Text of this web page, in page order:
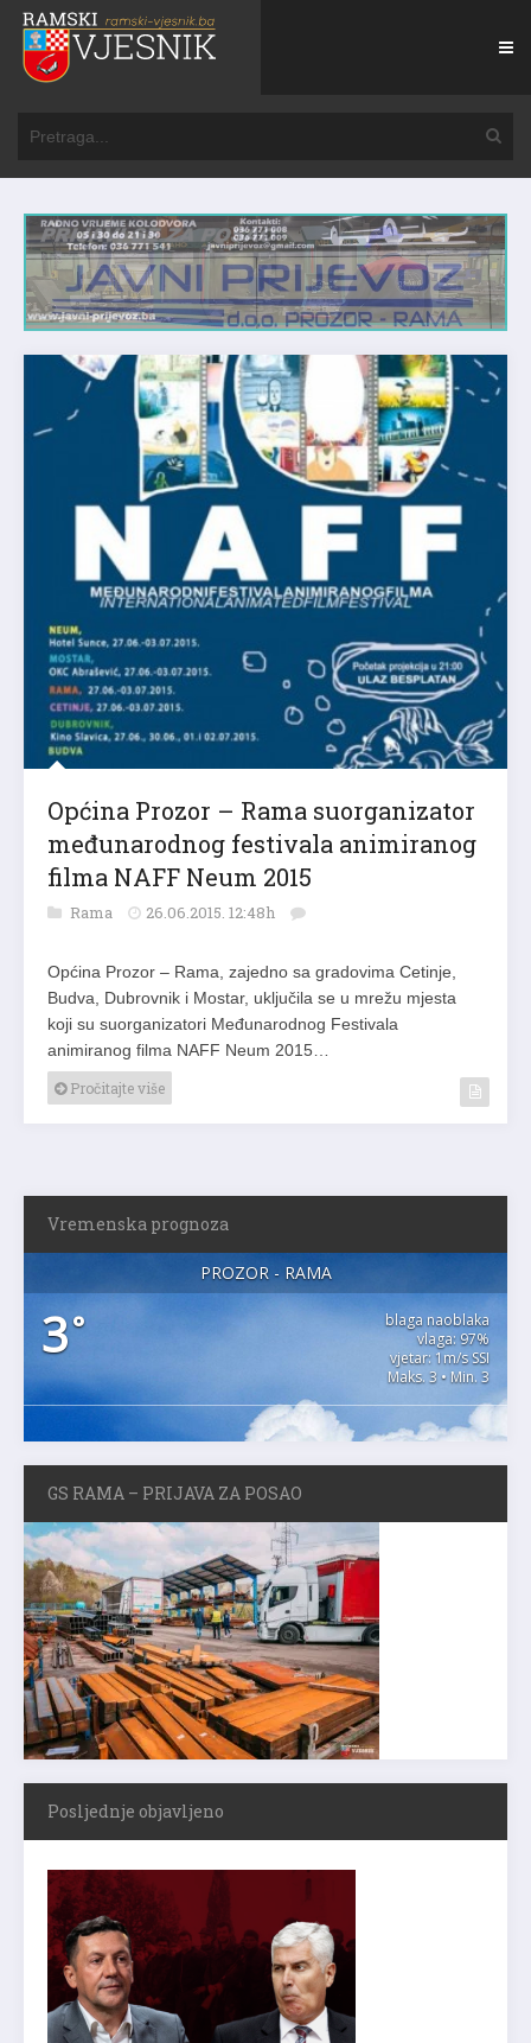
Općina Prozor – Rama suorganizator
međunarodnog festivala animiranog
filma NAFF Neum 2015
Rama 26.06.2015. 12:48h
Općina Prozor – Rama, zajedno sa gradovima Cetinje,
Budva, Dubrovnik i Mostar, uključila se u mrežu mjesta
koji su suorganizatori Međunarodnog Festivala
animiranog filma NAFF Neum 2015…
Pročitajte više
Vremenska prognoza
PROZOR - RAMA
3°
blaga naoblaka
vlaga: 97%
vjetar: 1m/s SSI
Maks. 3 • Min. 3
GS RAMA – PRIJAVA ZA POSAO
Posljednje objavljeno